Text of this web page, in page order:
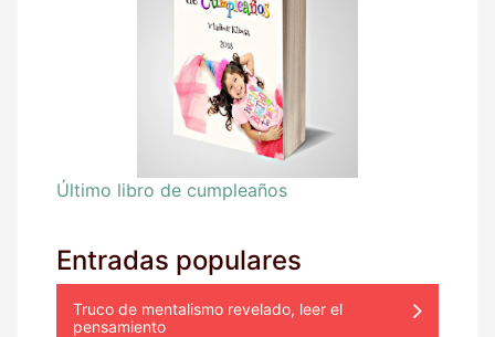
Último libro de cumpleaños
Entradas populares
Truco de mentalismo revelado, leer el
pensamiento